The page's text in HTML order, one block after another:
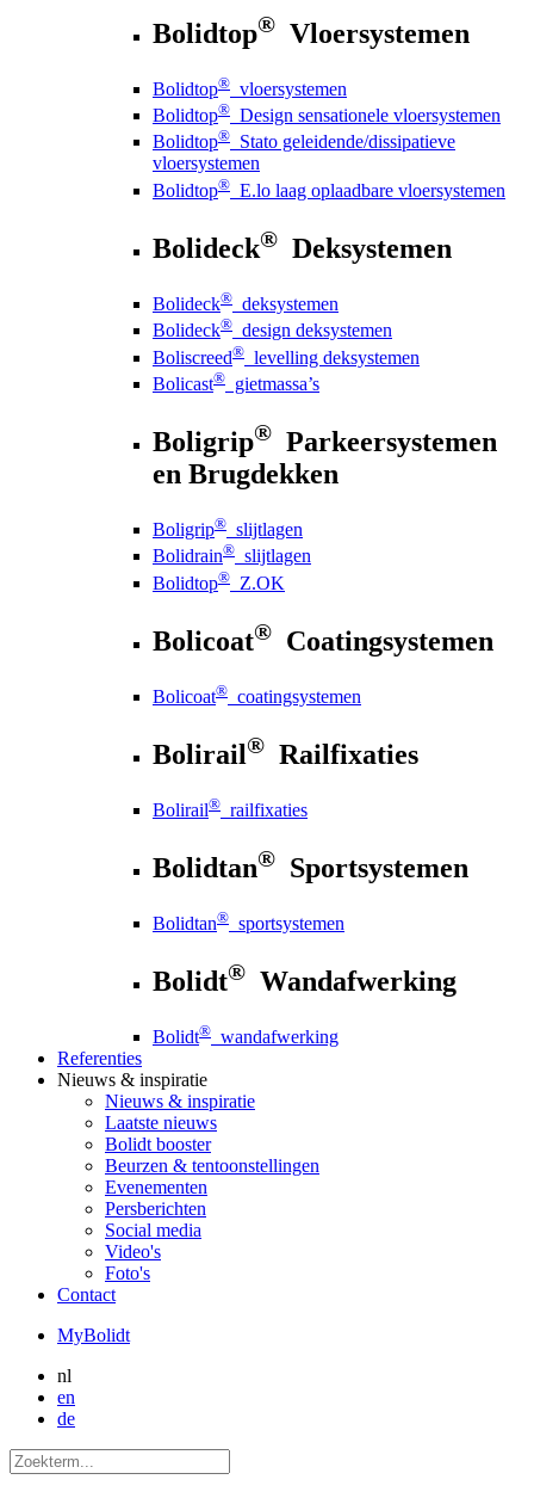
Bolidtop® Vloersystemen
Bolidtop® vloersystemen
Bolidtop® Design sensationele vloersystemen
Bolidtop® Stato geleidende/dissipatieve
vloersystemen
Bolidtop® E.lo laag oplaadbare vloersystemen
Bolideck® Deksystemen
Bolideck® deksystemen
Bolideck® design deksystemen
Boliscreed® levelling deksystemen
Bolicast® gietmassa’s
Boligrip® Parkeersystemen
en Brugdekken
Boligrip® slijtlagen
Bolidrain® slijtlagen
Bolidtop® Z.OK
Bolicoat® Coatingsystemen
Bolicoat® coatingsystemen
Bolirail® Railfixaties
Bolirail® railfixaties
Bolidtan® Sportsystemen
Bolidtan® sportsystemen
Bolidt® Wandafwerking
Bolidt® wandafwerking
Referenties
Nieuws & inspiratie
Nieuws & inspiratie
Laatste nieuws
Bolidt booster
Beurzen & tentoonstellingen
Evenementen
Persberichten
Social media
Video's
Foto's
Contact
MyBolidt
nl
en
de